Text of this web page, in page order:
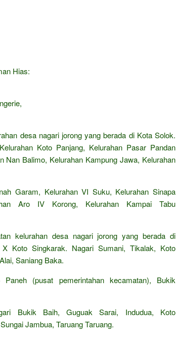
Hias:
desa nagari jorong yang berada di Kota Solok.
Koto Panjang, Kelurahan Pasar Pandan
Nan Balimo, Kelurahan Kampung Jawa, Kelurahan
Garam, Kelurahan VI Suku, Kelurahan Sinapa
Aro IV Korong, Kelurahan Kampai Tabu
kelurahan desa nagari jorong yang berada di
Koto Singkarak. Nagari Sumani, Tikalak, Koto
Saniang Baka.
(pusat pemerintahan kecamatan), Bukik
Bukik Baih, Guguak Sarai, Indudua, Koto
Jambua, Taruang Taruang.